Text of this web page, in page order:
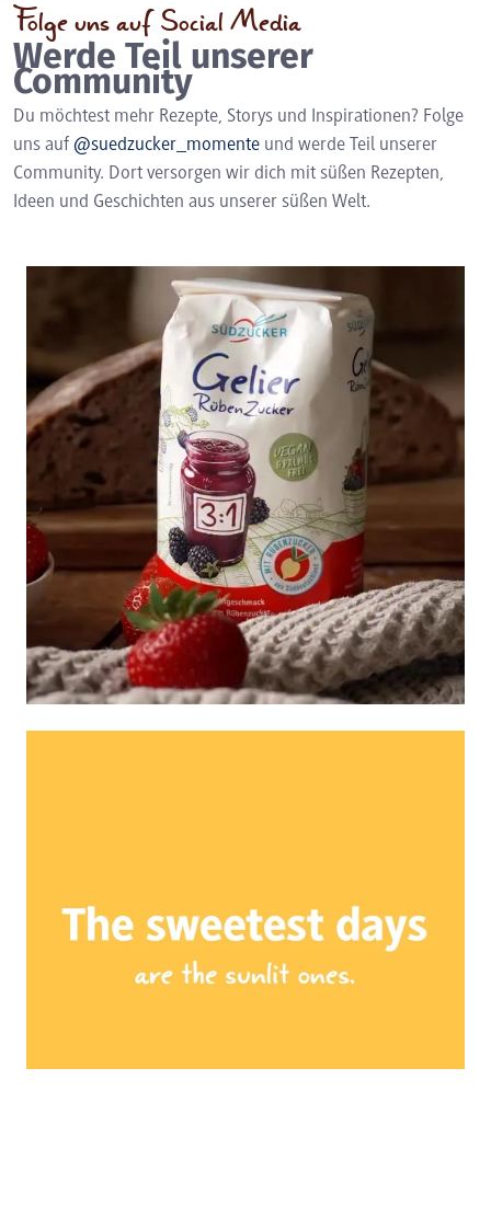
Folge uns auf Social Media
Werde Teil unserer
Community
Du möchtest mehr Rezepte, Storys und Inspirationen? Folge
uns auf @suedzucker_momente und werde Teil unserer
Community. Dort versorgen wir dich mit süßen Rezepten,
Ideen und Geschichten aus unserer süßen Welt.